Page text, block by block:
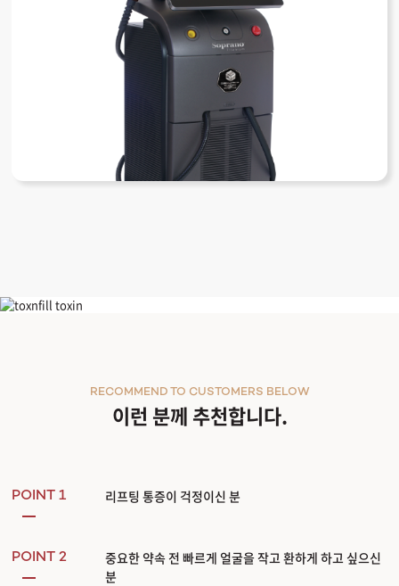
이런 분께 추천합니다.
RECOMMEND TO CUSTOMERS BELOW
POINT 1 리프팅 통증이 걱정이신 분
POINT 2
중요한 약속 전 빠르게 얼굴을 작고 환하게 하고 싶으신
분